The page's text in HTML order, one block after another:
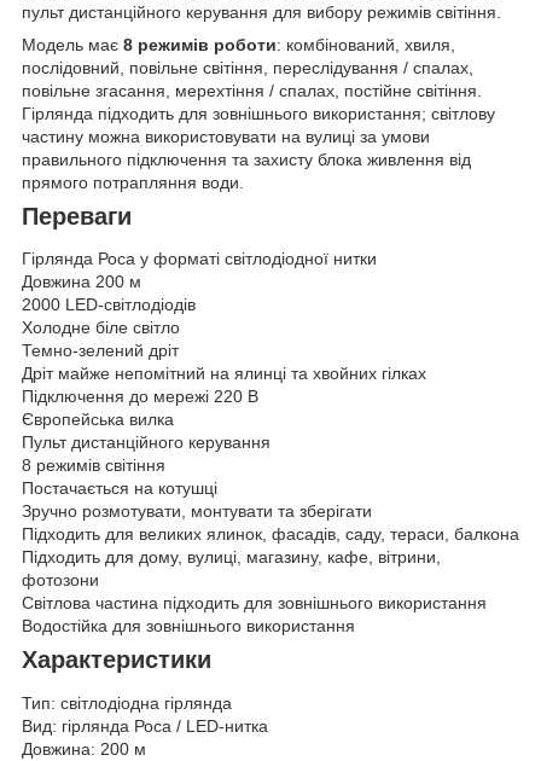
пульт дистанційного керування для вибору режимів світіння.
Модель має 8 режимів роботи: комбінований, хвиля,
послідовний, повільне світіння, переслідування / спалах,
повільне згасання, мерехтіння / спалах, постійне світіння.
Гірлянда підходить для зовнішнього використання; світлову
частину можна використовувати на вулиці за умови
правильного підключення та захисту блока живлення від
прямого потрапляння води.
Переваги
Гірлянда Роса у форматі світлодіодної нитки
Довжина 200 м
2000 LED-світлодіодів
Холодне біле світло
Темно-зелений дріт
Дріт майже непомітний на ялинці та хвойних гілках
Підключення до мережі 220 В
Європейська вилка
Пульт дистанційного керування
8 режимів світіння
Постачається на котушці
Зручно розмотувати, монтувати та зберігати
Підходить для великих ялинок, фасадів, саду, тераси, балкона
Підходить для дому, вулиці, магазину, кафе, вітрини,
фотозони
Світлова частина підходить для зовнішнього використання
Водостійка для зовнішнього використання
Характеристики
Тип: світлодіодна гірлянда
Вид: гірлянда Роса / LED-нитка
Довжина: 200 м